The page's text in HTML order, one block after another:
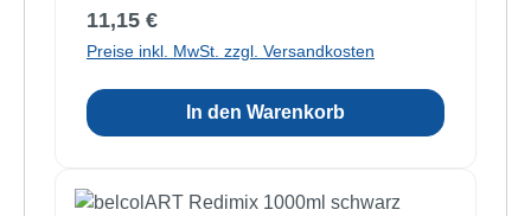
Regulärer Preis:
11,15 €
Preise inkl. MwSt. zzgl. Versandkosten
In den Warenkorb